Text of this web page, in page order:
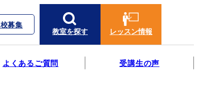
募集
教室を探す レッスン情報
よくあるご質問 受講生の声